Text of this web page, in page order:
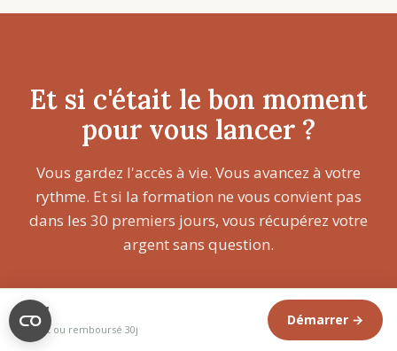
Et si c'était le bon moment
pour vous lancer ?
Vous gardez l'accès à vie. Vous avancez à votre
rythme. Et si la formation ne vous convient pas
dans les 30 premiers jours, vous récupérez votre
argent sans question.
89€
Satisfait ou remboursé 30j
Démarrer →